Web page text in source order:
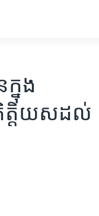
នុង​
ត្តិយស​ដល់​